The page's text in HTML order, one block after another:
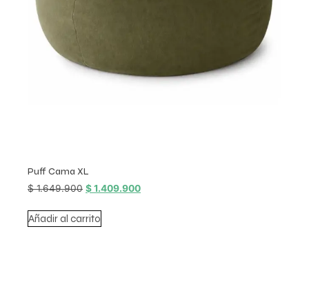
Puff Cama XL
$1.649.900 $1.409.900
Añadir al carrito